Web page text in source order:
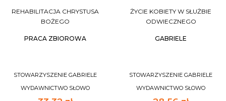
REHABILITACJA CHRYSTUSA
BOŻEGO
PRACA ZBIOROWA
STOWARZYSZENIE GABRIELE
WYDAWNICTWO SŁOWO
ŻYCIE KOBIETY W SŁUŻBIE
ODWIECZNEGO
GABRIELE
STOWARZYSZENIE GABRIELE
WYDAWNICTWO SŁOWO